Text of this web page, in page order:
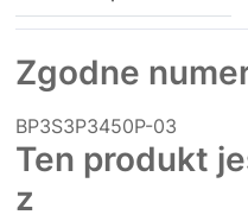
Zgodne
BP3S3P3450P-03
Ten produkt
z